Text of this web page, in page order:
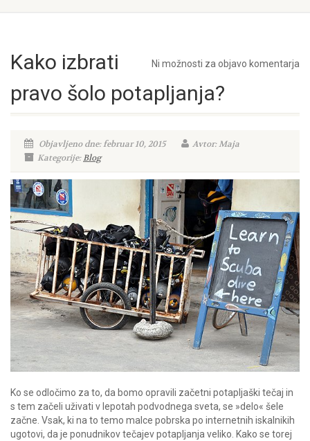
Ni možnosti za objavo komentarja
Kako izbrati
pravo šolo potapljanja?
Objavljeno dne: februar 10, 2015
Avtor: Maja
Kategorije:Blog
Ko se odločimo za to, da bomo opravili začetni potapljaški tečaj in
s tem začeli uživati v lepotah podvodnega sveta, se »delo« šele
začne. Vsak, ki na to temo malce pobrska po internetnih iskalnikih
ugotovi, da je ponudnikov tečajev potapljanja veliko. Kako se torej